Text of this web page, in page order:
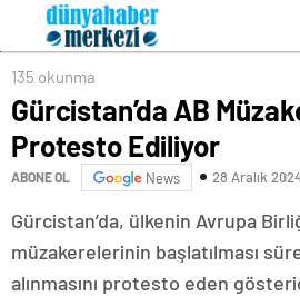
135 okunma
Gürcistan’da AB
Protesto Ediliyor
ABONE OL News 28 Aralık
Gürcistan’da, ülkenin Avrupa
müzakerelerinin başlatılması
alınmasını protesto eden